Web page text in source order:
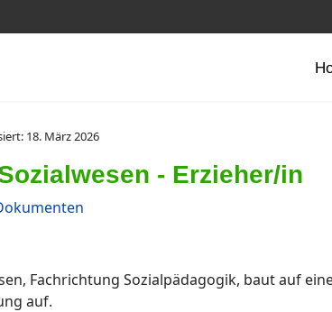
18. März 2026
- Erzieher/in
Fachrichtung Sozialpädagogik, baut auf
auf.